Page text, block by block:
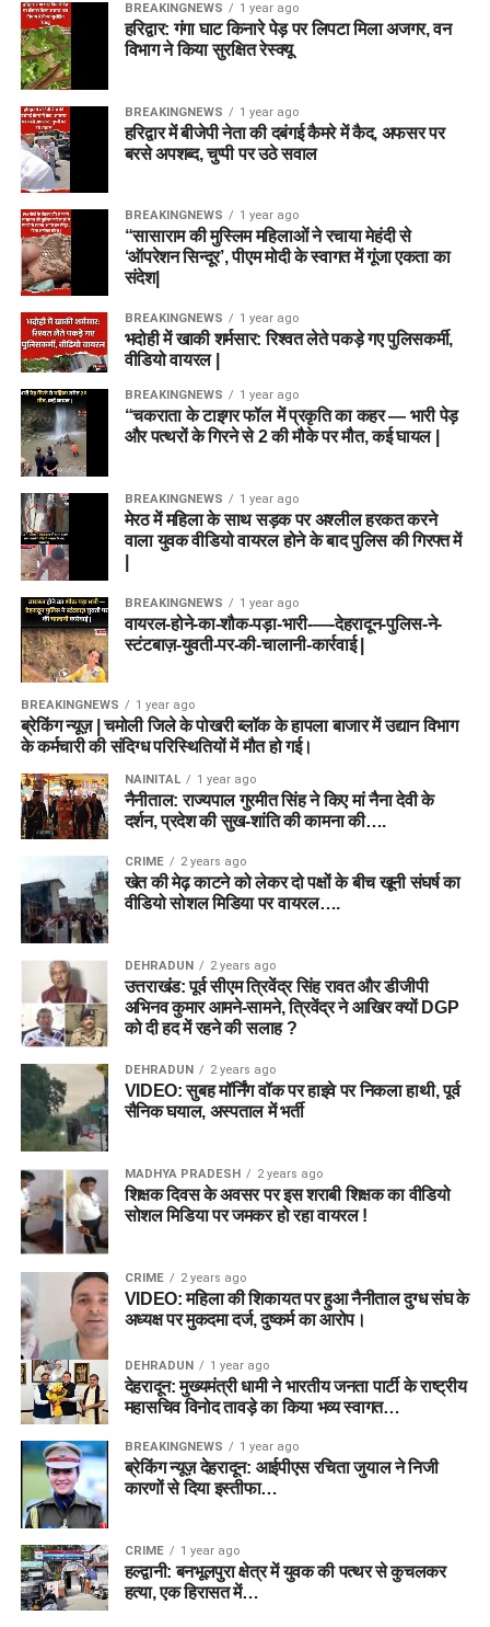
BREAKINGNEWS 1 year ago
हरिद्वार: गंगा घाट किनारे पेड़ पर लिपटा मिला अजगर, वन
विभाग ने किया सुरक्षित रेस्क्यू
BREAKINGNEWS 1 year ago
हरिद्वार में बीजेपी नेता की दबंगई कैमरे में कैद, अफसर पर
बरसे अपशब्द, चुप्पी पर उठे सवाल
BREAKINGNEWS 1 year ago
“सासाराम की मुस्लिम महिलाओं ने रचाया मेहंदी से
‘ऑपरेशन सिन्दूर’, पीएम मोदी के स्वागत में गूंजा एकता का
संदेश|
BREAKINGNEWS 1 year ago
भदोही में खाकी शर्मसार: रिश्वत लेते पकड़े गए पुलिसकर्मी,
वीडियो वायरल |
BREAKINGNEWS 1 year ago
“चकराता के टाइगर फॉल में प्रकृति का कहर — भारी पेड़
और पत्थरों के गिरने से 2 की मौके पर मौत, कई घायल |
BREAKINGNEWS 1 year ago
मेरठ में महिला के साथ सड़क पर अश्लील हरकत करने
वाला युवक वीडियो वायरल होने के बाद पुलिस की गिरफ्त में
BREAKINGNEWS 1 year ago
वायरल-होने-का-शौक-पड़ा-भारी-—-देहरादून-पुलिस-ने-
स्टंटबाज़-युवती-पर-की-चालानी-कार्रवाई |
BREAKINGNEWS 1 year ago
ब्रेकिंग न्यूज़ | चमोली जिले के पोखरी ब्लॉक के हापला बाजार में उद्यान विभाग
के कर्मचारी की संदिग्ध परिस्थितियों में मौत हो गई।
NAINITAL 1 year ago
नैनीताल: राज्यपाल गुरमीत सिंह ने किए मां नैना देवी के
दर्शन, प्रदेश की सुख-शांति की कामना की….
CRIME 2 years ago
खेत की मेढ़ काटने को लेकर दो पक्षों के बीच खूनी संघर्ष का
वीडियो सोशल मिडिया पर वायरल….
DEHRADUN 2 years ago
उत्तराखंड: पूर्व सीएम त्रिवेंद्र सिंह रावत और डीजीपी
अभिनव कुमार आमने-सामने, त्रिवेंद्र ने आखिर क्यों DGP
को दी हद में रहने की सलाह ?
DEHRADUN 2 years ago
VIDEO: सुबह मॉर्निंग वॉक पर हाइवे पर निकला हाथी, पूर्व
सैनिक घयाल, अस्पताल में भर्ती
MADHYA PRADESH 2 years ago
शिक्षक दिवस के अवसर पर इस शराबी शिक्षक का वीडियो
सोशल मिडिया पर जमकर हो रहा वायरल !
CRIME 2 years ago
VIDEO: महिला की शिकायत पर हुआ नैनीताल दुग्ध संघ के
अध्यक्ष पर मुकदमा दर्ज, दुष्कर्म का आरोप।
DEHRADUN 1 year ago
देहरादून: मुख्यमंत्री धामी ने भारतीय जनता पार्टी के राष्ट्रीय
महासचिव विनोद तावड़े का किया भव्य स्वागत…
BREAKINGNEWS 1 year ago
ब्रेकिंग न्यूज़ देहरादून: आईपीएस रचिता जुयाल ने निजी
कारणों से दिया इस्तीफा…
CRIME 1 year ago
हल्द्वानी: बनभूलपुरा क्षेत्र में युवक की पत्थर से कुचलकर
हत्या, एक हिरासत में…